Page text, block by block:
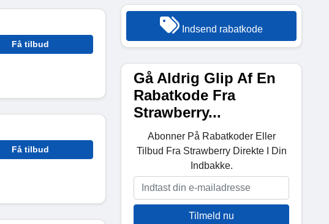
Få tilbud
Få tilbud
Indsend rabatkode
Gå Aldrig Glip Af En
Rabatkode Fra
Strawberry...
Abonner På Rabatkoder Eller
Tilbud Fra Strawberry Direkte I Din
Indbakke.
Tilmeld nu